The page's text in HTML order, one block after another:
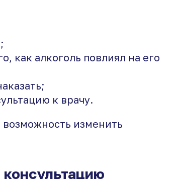
как алкоголь повлиял на его
к врачу.
изменить